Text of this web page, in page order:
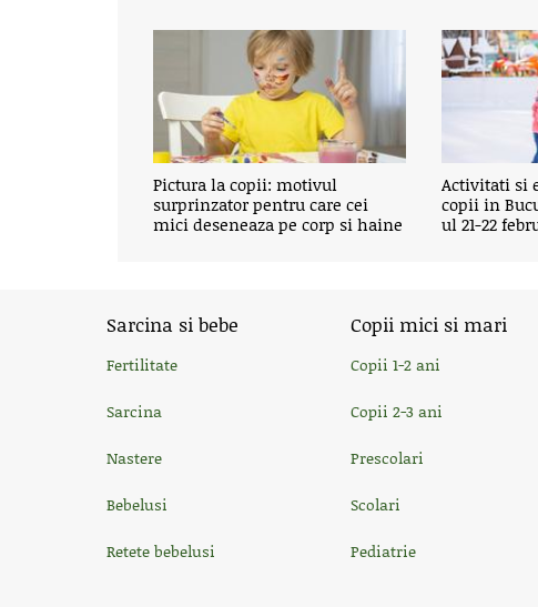
Pictura la copii: motivul
surprinzator pentru care cei
mici deseneaza pe corp si haine
Activitati si
copii in
ul 21-22
Sarcina si bebe
Fertilitate
Sarcina
Nastere
Bebelusi
Retete bebelusi
Copii mici si mari
Copii 1-2 ani
Copii 2-3 ani
Prescolari
Scolari
Pediatrie